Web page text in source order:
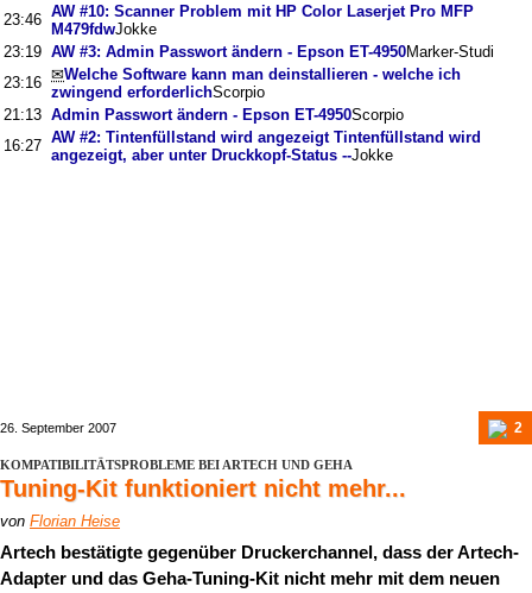
23:46 AW #10: Scanner Problem mit HP Color Laserjet Pro MFP
M479fdwJokke
23:19 AW #3: Admin Passwort ändern - Epson ET-4950Marker-Studi
23:16 ✉Welche Software kann man deinstallieren - welche ich
zwingend erforderlichScorpio
21:13 Admin Passwort ändern - Epson ET-4950Scorpio
16:27 AW #2: Tintenfüllstand wird angezeigt Tintenfüllstand wird
angezeigt, aber unter Druckkopf-Status --Jokke
26. September 2007 2
KOMPATIBILITÄTSPROBLEME BEI ARTECH UND GEHA
Tuning-Kit funktioniert nicht mehr...
von Florian Heise
Artech bestätigte gegenüber Druckerchannel, dass der Artech-
Adapter und das Geha-Tuning-Kit nicht mehr mit dem neuen